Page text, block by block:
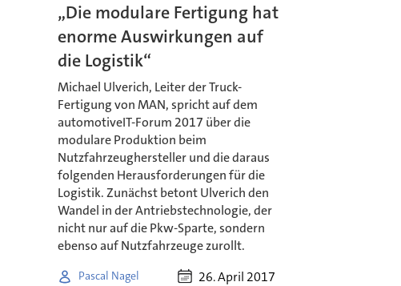
„Die modulare Fertigung hat
enorme Auswirkungen auf
die Logistik“
Michael Ulverich, Leiter der Truck-
Fertigung von MAN, spricht auf dem
automotiveIT-Forum 2017 über die
modulare Produktion beim
Nutzfahrzeughersteller und die daraus
folgenden Herausforderungen für die
Logistik. Zunächst betont Ulverich den
Wandel in der Antriebstechnologie, der
nicht nur auf die Pkw-Sparte, sondern
ebenso auf Nutzfahrzeuge zurollt.
Pascal Nagel 26. April 2017